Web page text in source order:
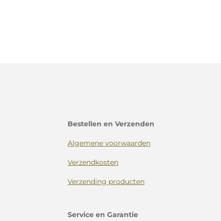
Bestellen en Verzenden
Algemene voorwaarden
Verzendkosten
Verzending producten
Service en Garantie